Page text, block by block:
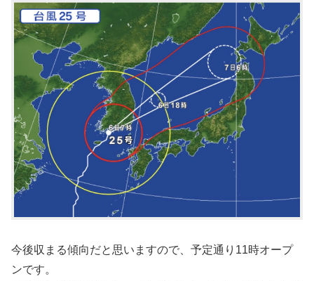
今後収まる傾向だと思いますので、予定通り11時オープ
ンです。